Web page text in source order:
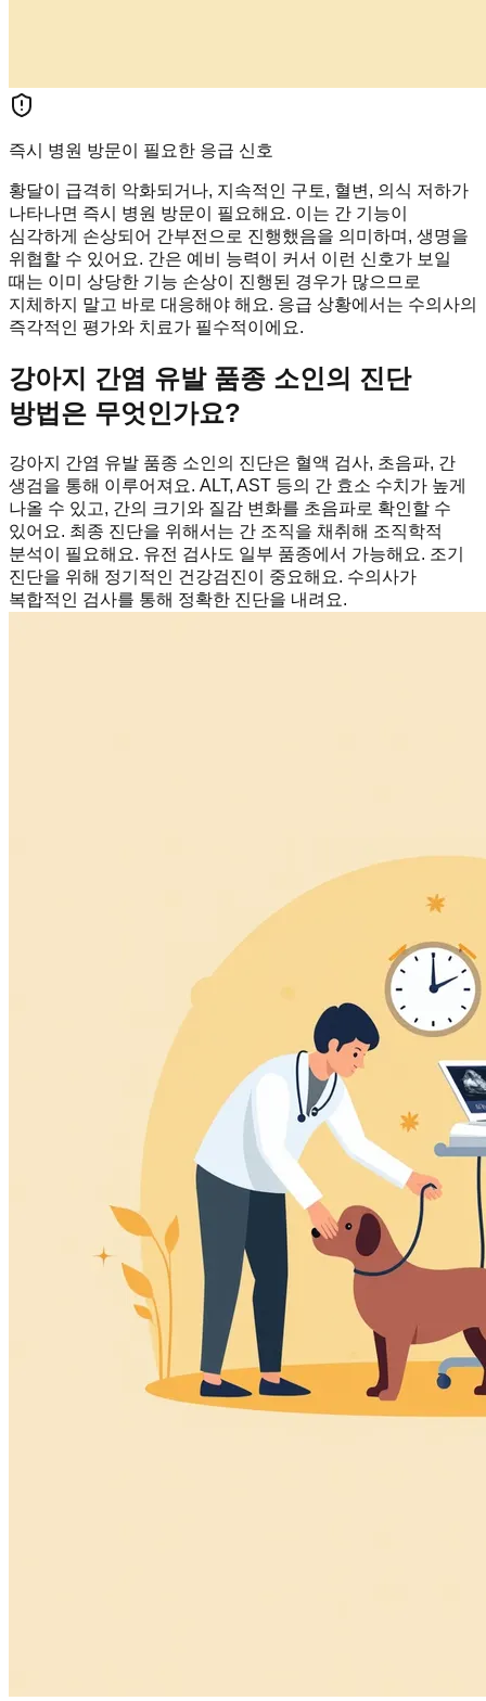
즉시 병원 방문이 필요한 응급 신호
황달이 급격히 악화되거나, 지속적인 구토, 혈변, 의식 저하가
나타나면 즉시 병원 방문이 필요해요. 이는 간 기능이
심각하게 손상되어 간부전으로 진행했음을 의미하며, 생명을
위협할 수 있어요. 간은 예비 능력이 커서 이런 신호가 보일
때는 이미 상당한 기능 손상이 진행된 경우가 많으므로
지체하지 말고 바로 대응해야 해요. 응급 상황에서는 수의사의
즉각적인 평가와 치료가 필수적이에요.
강아지 간염 유발 품종 소인의 진단
방법은 무엇인가요?
강아지 간염 유발 품종 소인의 진단은 혈액 검사, 초음파, 간
생검을 통해 이루어져요. ALT, AST 등의 간 효소 수치가 높게
나올 수 있고, 간의 크기와 질감 변화를 초음파로 확인할 수
있어요. 최종 진단을 위해서는 간 조직을 채취해 조직학적
분석이 필요해요. 유전 검사도 일부 품종에서 가능해요. 조기
진단을 위해 정기적인 건강검진이 중요해요. 수의사가
복합적인 검사를 통해 정확한 진단을 내려요.